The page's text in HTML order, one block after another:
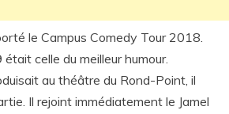
le Campus Comedy Tour 2018.
celle du meilleur humour.
au théâtre du Rond-Point, il
Il rejoint immédiatement le Jamel